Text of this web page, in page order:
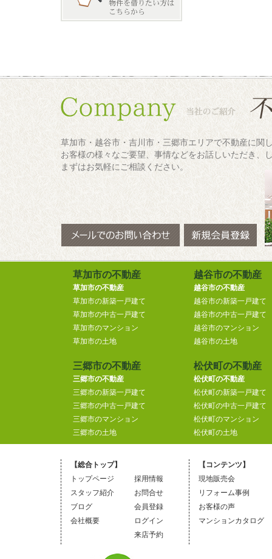
草加市・越谷市・吉川市・三郷市エリアで不動産に関
お客様の様々なご要望、事情などをお話しいただき、
まずはお気軽にご相談ください。
草加市の不動産
草加市の不動産
草加市の新築一戸建て
草加市の中古一戸建て
草加市のマンション
草加市の土地
越谷市の不動産
越谷市の不動産
越谷市の新築一戸建て
越谷市の中古一戸建て
越谷市のマンション
越谷市の土地
三郷市の不動産
三郷市の不動産
三郷市の新築一戸建て
三郷市の中古一戸建て
三郷市のマンション
三郷市の土地
松伏町の不動産
松伏町の不動産
松伏町の新築一戸建て
松伏町の中古一戸建て
松伏町のマンション
松伏町の土地
【総合トップ】
トップページ
スタッフ紹介
ブログ
会社概要
採用情報
お問合せ
会員登録
ログイン
来店予約
【コンテンツ】
現地販売会
リフォーム事例
お客様の声
マンションカタログ